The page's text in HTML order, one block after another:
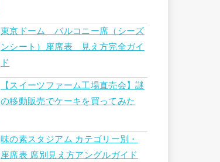
東京ドーム バルコニー席（シーズ
ンシート）座席表 見え方完全ガイ
ド
【スイーツファーム工場直売会】謎
の移動販売でケーキを買ってみた
味の素スタジアム カテゴリー別・
座席表 席別見え方アングルガイド